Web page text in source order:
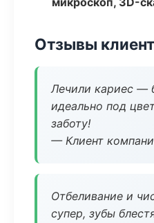
Отзывы
Лечили кариес —
идеально под
заботу!
— Клиент
Отбеливание и
супер, зубы